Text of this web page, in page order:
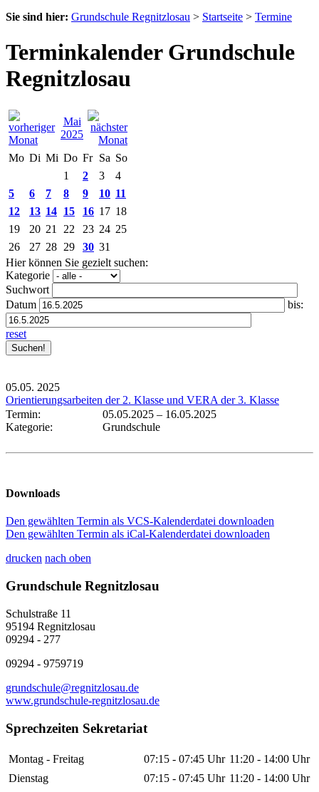
Sie sind hier: Grundschule Regnitzlosau > Startseite > Termine
Terminkalender Grundschule
Regnitzlosau
Mai
2025
Mo Di Mi Do Fr Sa So
1
2 3
4
5
6 7 8 9 10 11
12
13 14 15 16 17 18
19
20 21 22 23 24 25
26
27 28 29 30 31
Hier können Sie gezielt suchen:
Kategorie
Suchwort
Datum
bis:
reset
05.05. 2025
Orientierungsarbeiten der 2. Klasse und VERA der 3. Klasse
Termin:
05.05.2025 – 16.05.2025
Kategorie:
Grundschule
Downloads
Den gewählten Termin als VCS-Kalenderdatei downloaden
Den gewählten Termin als iCal-Kalenderdatei downloaden
drucken nach oben
Grundschule Regnitzlosau
Schulstraße 11
95194 Regnitzlosau
09294 - 277
09294 - 9759719
grundschule@regnitzlosau.de
www.grundschule-regnitzlosau.de
Sprechzeiten Sekretariat
Montag - Freitag 07:15 - 07:45 Uhr 11:20 - 14:00 Uhr
Dienstag
07:15 - 07:45 Uhr 11:20 - 14:00 Uhr